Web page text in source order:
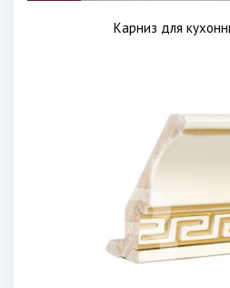
Карниз для